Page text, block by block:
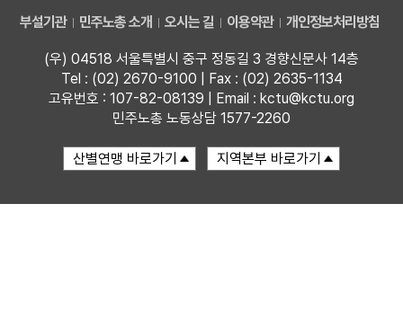
부설기관 민주노총 소개 오시는 길 이용약관 개인정보처리방침
(우) 04518 서울특별시 중구 정동길 3 경향신문사 14층
Tel : (02) 2670-9100 | Fax : (02) 2635-1134
고유번호 : 107-82-08139 | Email : kctu@kctu.org
민주노총 노동상담 1577-2260